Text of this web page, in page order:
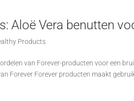
Aloë Vera benutten
Products
van Forever-producten voor een
Forever Forever producten maakt